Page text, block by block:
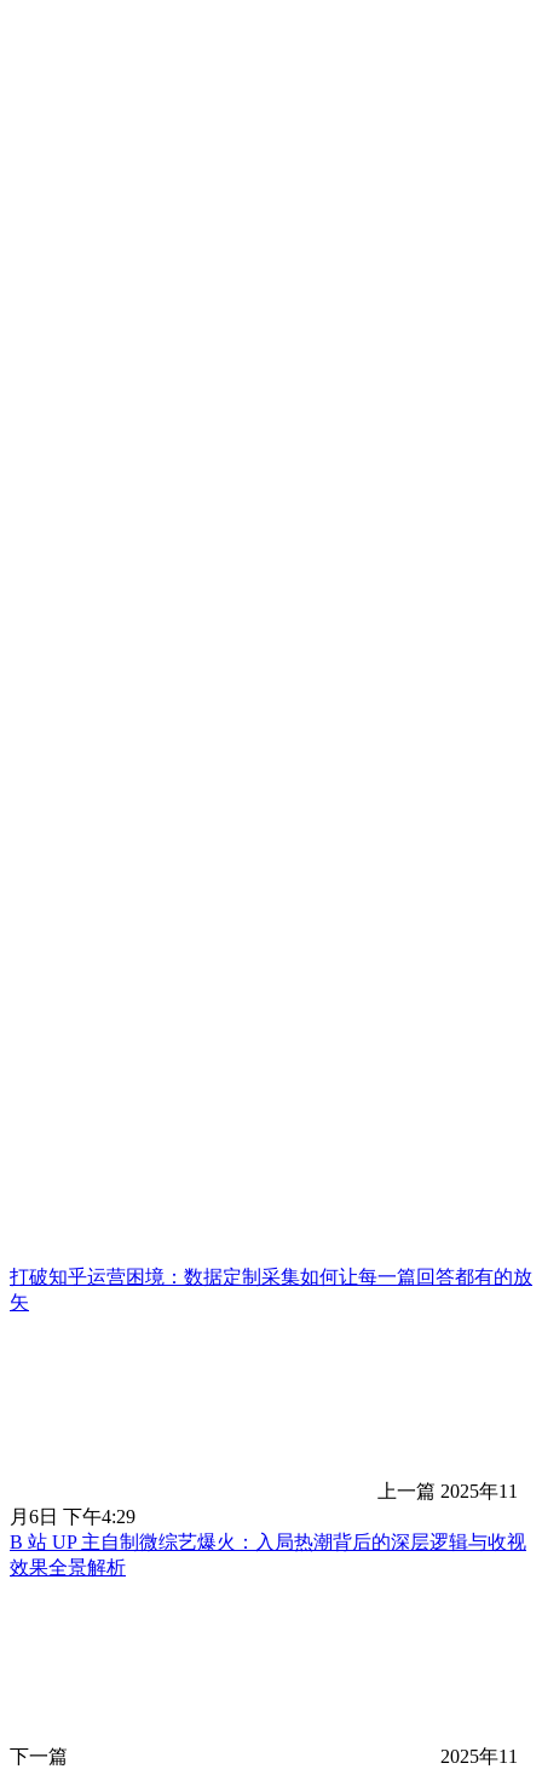
打破知乎运营困境：数据定制采集如何让每一篇回答都有的放
矢
上一篇 2025年11
月6日 下午4:29
B 站 UP 主自制微综艺爆火：入局热潮背后的深层逻辑与收视
效果全景解析
下一篇
2025年11